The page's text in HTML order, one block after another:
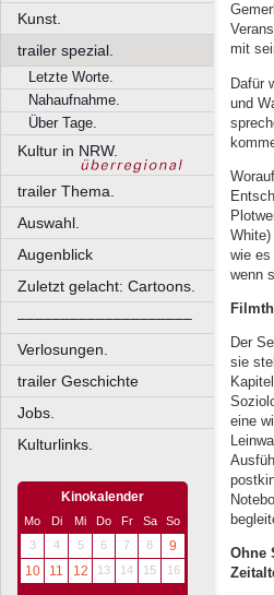
Kunst.
trailer spezial.
Letzte Worte.
Nahaufnahme.
Über Tage.
Kultur in NRW.
trailer Thema.
Auswahl.
Augenblick
Zuletzt gelacht: Cartoons.
––––––––––––––––––––
Verlosungen.
trailer Geschichte
Jobs.
Kulturlinks.
Kinokalender
Mo Di Mi Do Fr Sa
So
3
4 5 6 7 8
9
10
11 12 13 14 15 16
mit
Dafür
und
wie
wenn
Der
sie
eine
Ohne